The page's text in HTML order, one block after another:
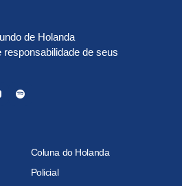
de Holanda
de seus
Coluna do Holanda
Policial